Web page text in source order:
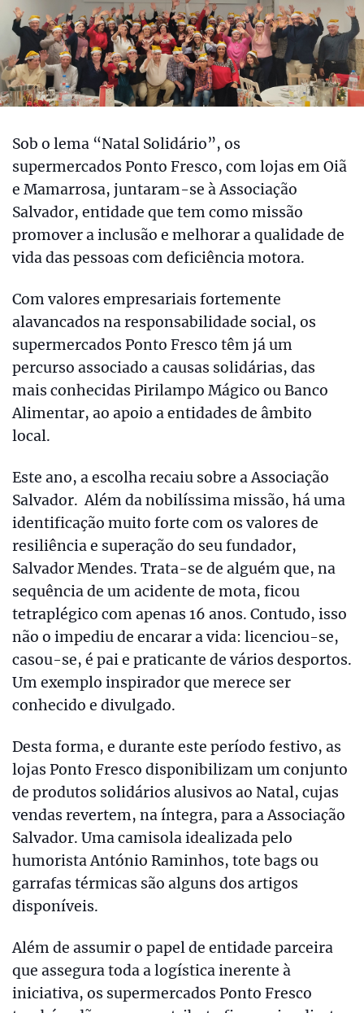
Sob o lema “Natal Solidário”, os
supermercados Ponto Fresco, com lojas em Oiã
e Mamarrosa, juntaram-se à Associação
Salvador, entidade que tem como missão
promover a inclusão e melhorar a qualidade de
vida das pessoas com deficiência motora.
Com valores empresariais fortemente
alavancados na responsabilidade social, os
supermercados Ponto Fresco têm já um
percurso associado a causas solidárias, das
mais conhecidas Pirilampo Mágico ou Banco
Alimentar, ao apoio a entidades de âmbito
local.
Este ano, a escolha recaiu sobre a Associação
Salvador. Além da nobilíssima missão, há uma
identificação muito forte com os valores de
resiliência e superação do seu fundador,
Salvador Mendes. Trata-se de alguém que, na
sequência de um acidente de mota, ficou
tetraplégico com apenas 16 anos. Contudo, isso
não o impediu de encarar a vida: licenciou-se,
casou-se, é pai e praticante de vários desportos.
Um exemplo inspirador que merece ser
conhecido e divulgado.
Desta forma, e durante este período festivo, as
lojas Ponto Fresco disponibilizam um conjunto
de produtos solidários alusivos ao Natal, cujas
vendas revertem, na íntegra, para a Associação
Salvador. Uma camisola idealizada pelo
humorista António Raminhos, tote bags ou
garrafas térmicas são alguns dos artigos
disponíveis.
Além de assumir o papel de entidade parceira
que assegura toda a logística inerente à
iniciativa, os supermercados Ponto Fresco